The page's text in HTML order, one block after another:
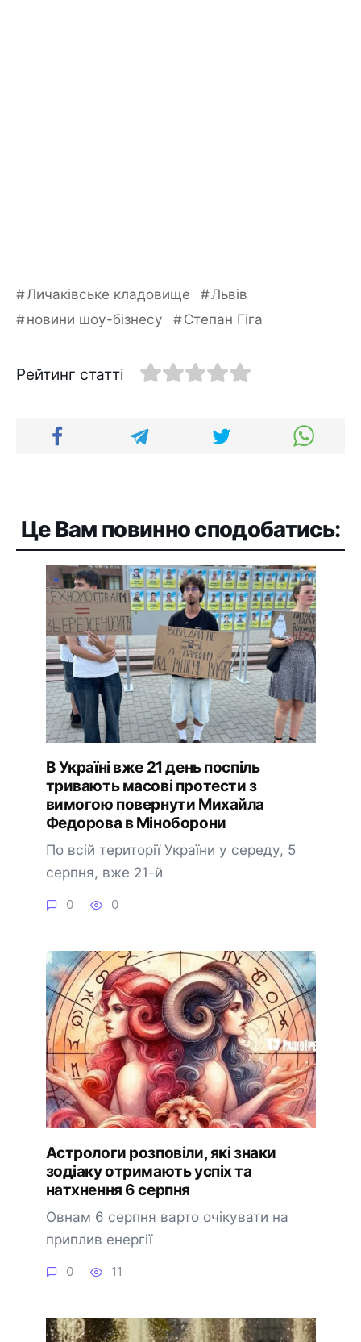
Личаківське кладовище
Львів
новини шоу-бізнесу
Степан Гіга
Рейтинг статті
Це Вам повинно сподобатись:
В Україні вже 21 день поспіль
тривають масові протести з
вимогою повернути Михайла
Федорова в Міноборони
По всій території України у середу, 5
серпня, вже 21-й
0 0
Астрологи розповіли, які знаки
зодіаку отримають успіх та
натхнення 6 серпня
Овнам 6 серпня варто очікувати на
приплив енергії
0 11